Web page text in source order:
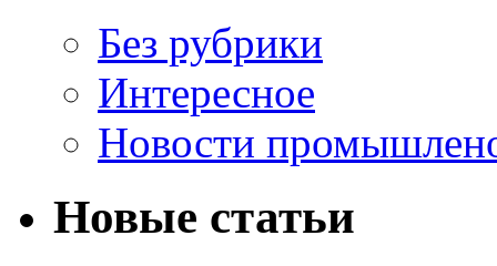
Без рубрики
Интересное
Новости
Новые статьи